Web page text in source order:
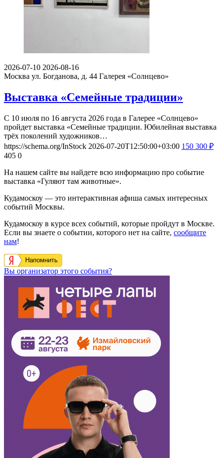
2026-07-10 2026-08-16
Москва ул. Богданова, д. 44 Галерея «Солнцево»
Выставка «Семейные традиции»
С 10 июля по 16 августа 2026 года в Галерее «Солнцево»
пройдет выставка «Семейные традиции. Юбилейная выставка
трёх поколений художников…
https://schema.org/InStock 2026-07-20T12:50:00+03:00 150 300 ₽
405 0
На нашем сайте вы найдете всю информацию про событие
выставка «Гуляют там животные».
Кудамоскоу — это интерактивная афиша самых интересных
событий Москвы.
Кудамоскоу в курсе всех событий, которые пройдут в Москве.
Если вы знаете о событии, которого нет на сайте, сообщите
нам!
Напомнить
Вы организатор этого события?